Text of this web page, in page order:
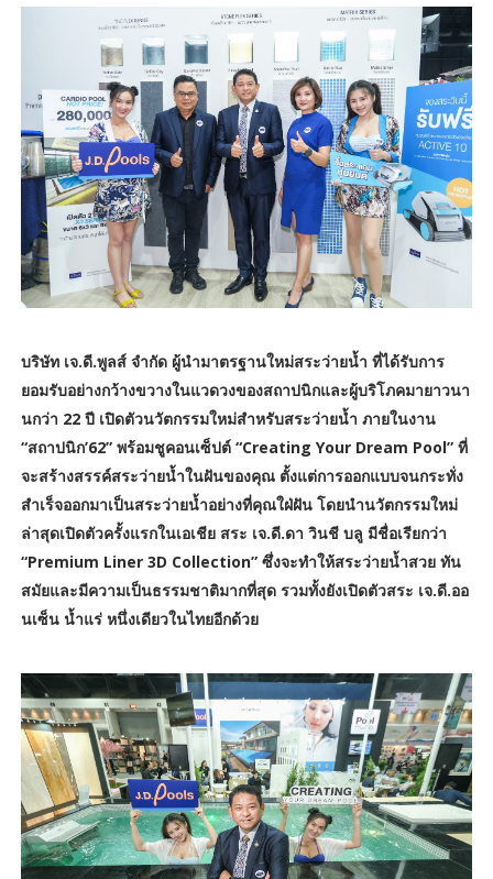
บริษัท เจ.ดี.พูลส์ จำกัด ผู้นำมาตรฐานใหม่สระว่ายน้ำ ที่ได้รับการ
ยอมรับอย่างกว้างขวางในแวดวงของสถาปนิกและผู้บริโภคมายาวนา
นกว่า 22 ปี เปิดตัวนวัตกรรมใหม่สำหรับสระว่ายน้ำ ภายในงาน
“สถาปนิก’62” พร้อมชูคอนเซ็ปต์ “Creating Your Dream Pool” ที่
จะสร้างสรรค์สระว่ายน้ำในฝันของคุณ ตั้งแต่การออกแบบจนกระทั่ง
สำเร็จออกมาเป็นสระว่ายน้ำอย่างที่คุณใฝ่ฝัน โดยนำนวัตกรรมใหม่
ล่าสุดเปิดตัวครั้งแรกในเอเชีย สระ เจ.ดี.ดา วินชี บลู มีชื่อเรียกว่า
“Premium Liner 3D Collection” ซึ่งจะทำให้สระว่ายน้ำสวย ทัน
สมัยและมีความเป็นธรรมชาติมากที่สุด รวมทั้งยังเปิดตัวสระ เจ.ดี.ออ
นเซ็น น้ำแร่ หนึ่งเดียวในไทยอีกด้วย